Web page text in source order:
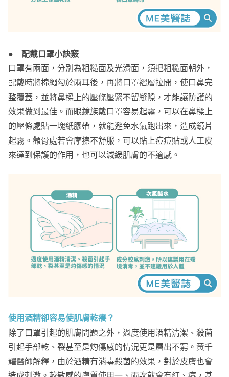
● 配戴口罩小訣竅
口罩有兩面，分別為粗糙面及光滑面，須把粗糙面朝外，
配戴時將棉繩勾於兩耳後，再將口罩褶層拉開，使口鼻完
整覆蓋，並將鼻樑上的壓條壓緊不留縫隙，才能讓防護的
效果做到最佳。而眼鏡族戴口罩容易起霧，可以在鼻樑上
的壓條處貼一塊紙膠帶，就能避免水氣跑出來，造成鏡片
起霧。顴骨處若會摩擦不舒服，可以貼上痘痘貼或人工皮
來達到保護的作用，也可以減緩肌膚的不適感。
使用酒精卻容易使肌膚乾癢？
除了口罩引起的肌膚問題之外，過度使用酒精清潔、殺菌
引起手部乾、裂甚至是灼傷感的情況更是層出不窮。黃千
耀醫師解釋，由於酒精有消毒殺菌的效果，對於皮膚也會